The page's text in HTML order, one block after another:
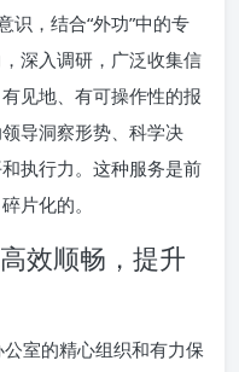
识，结合“外功”中的专
深入调研，广泛收集信
见地、有可操作性的报
导洞察形势、科学决
执行力。这种服务是前
片化的。
效顺畅，提升
室的精心组织和有力保